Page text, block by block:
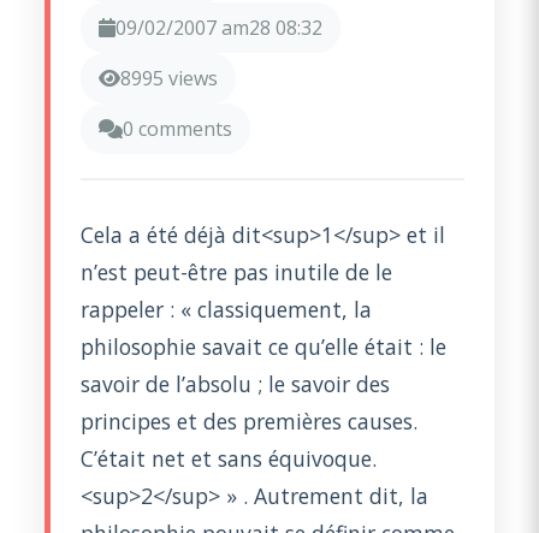
09/02/2007 am28 08:32
8995 views
0 comments
Cela a été déjà dit<sup>1</sup> et il
n’est peut-être pas inutile de le
rappeler : « classiquement, la
philosophie savait ce qu’elle était : le
savoir de l’absolu ; le savoir des
principes et des premières causes.
C’était net et sans équivoque.
<sup>2</sup> » . Autrement dit, la